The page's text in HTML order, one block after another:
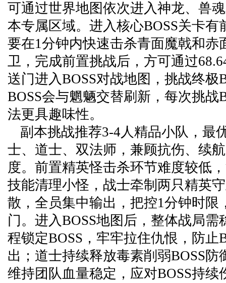
可通过世界地图依次进入神龙、兽
本专属区域。进入核心BOSS关卡有
要在1分钟内快速击杀青面魔戟和赤
卫，完成前置挑战后，方可通过
送门进入BOSS对战地图，挑战终极
BOSS会与魍魉交替刷新，每次挑战
法更具趣味性。
副本挑战推荐3-4人精品小队，最
士、道士、双法师，兼顾抗伤、续
度。前置精英怪击杀环节难度较低
技能清理小怪，战士牵制两只精英
散，全员集中输出，把控1分钟时限
门。进入BOSS地图后，整体战局需
程锁定BOSS，牢牢拉住仇恨，防止
出；道士持续释放毒素削弱BOSS防
维持团队血量稳定，应对BOSS持续